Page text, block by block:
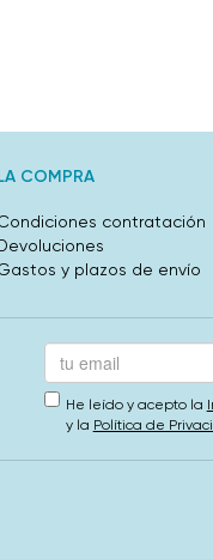
COMPRA
contratación
y plazos de envío
He leído y acepto la
y la Política de